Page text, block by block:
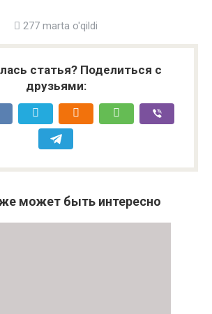
277 marta o'qildi
статья? Поделиться с
друзьями:
может быть интересно